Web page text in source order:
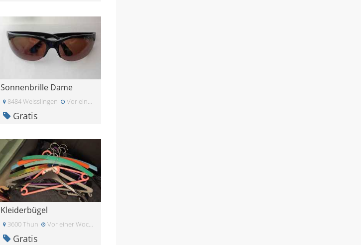
Sonnenbrille Dame
8484 Weisslingen Vor einem Monat
Gratis
Kleiderbügel
3600 Thun Vor einer Woche
Gratis